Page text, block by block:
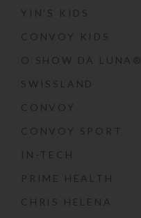
YIN’S KIDS
CONVOY KIDS
O SHOW DA LUNA®
SWISSLAND
CONVOY
CONVOY SPORT
IN-TECH
PRIME HEALTH
CHRIS HELENA